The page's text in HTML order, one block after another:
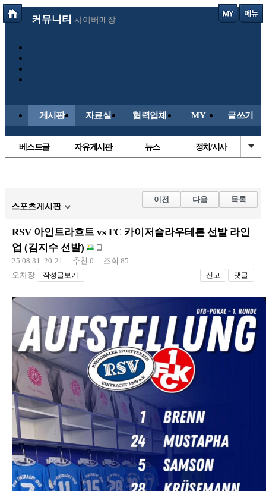
커뮤니티 사이버매장
게시판 자료실 협력업체 MY 글쓰기
베스트글 자유게시판 뉴스 정치/시사
해외축구
국내축구
스포츠게시판
이전 다음 목록
RSV 아인트라흐트 vs FC 카이저슬라우테른 선발 라인
업 (김지수 선발)
25.08.31 20:21 추천 0
조회 85
오차장
작성글보기 신고 댓글